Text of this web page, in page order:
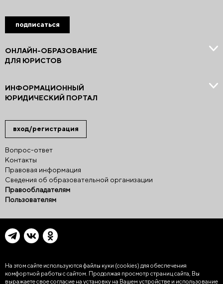
вход/регистрация
Вопрос-ответ
Контакты
Правовая информация
Сведения об образовательной организации
Правообладателям
Пользователям
ОНЛАЙН-ОБРАЗОВАНИЕ
ДЛЯ ЮРИСТОВ
ИНФОРМАЦИОННЫЙ
ЮРИДИЧЕСКИЙ ПОРТАЛ
подписаться
На этом сайте используются файлы куки (cookies) для обеспечения
комфортной работы с сайтом. Продолжая просмотр страниц сайта, Вы
выражаете свое согласие на установку на Вашем устройстве и использование